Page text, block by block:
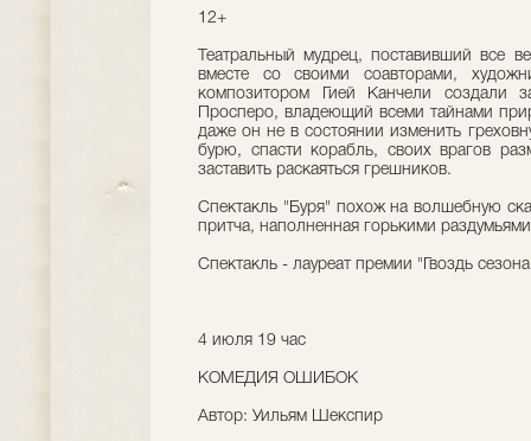
12+
Театральный мудрец, поставивший все
вместе со своими соавторами,
композитором Гией Канчели создали
Просперо, владеющий всеми тайнами
даже он не в состоянии изменить
бурю, спасти корабль, своих врагов
заставить раскаяться грешников.
Спектакль "Буря" похож на волшебную
притча, наполненная горькими
Спектакль - лауреат премии "Гвоздь
4 июля 19 час
КОМЕДИЯ ОШИБОК
Автор: Уильям Шекспир